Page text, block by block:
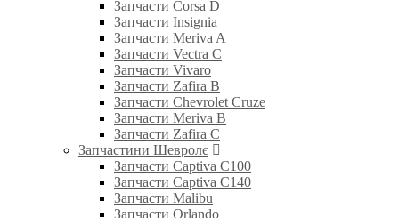
Запчасти Corsa D
Запчасти Insignia
Запчасти Meriva A
Запчасти Vectra C
Запчасти Vivaro
Запчасти Zafira B
Запчасти Chevrolet Cruze
Запчасти Meriva B
Запчасти Zafira C
Запчастини Шевролє
Запчасти Captiva C100
Запчасти Captiva C140
Запчасти Malibu
Запчасти Orlando